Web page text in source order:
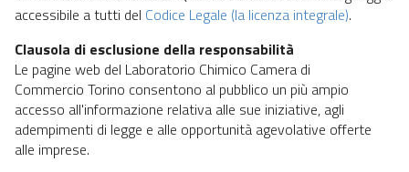
accessibile a tutti del Codice Legale (la licenza integrale).
Clausola di esclusione della responsabilità
Le pagine web del Laboratorio Chimico Camera di
Commercio Torino consentono al pubblico un più ampio
accesso all'informazione relativa alle sue iniziative, agli
adempimenti di legge e alle opportunità agevolative offerte
alle imprese.